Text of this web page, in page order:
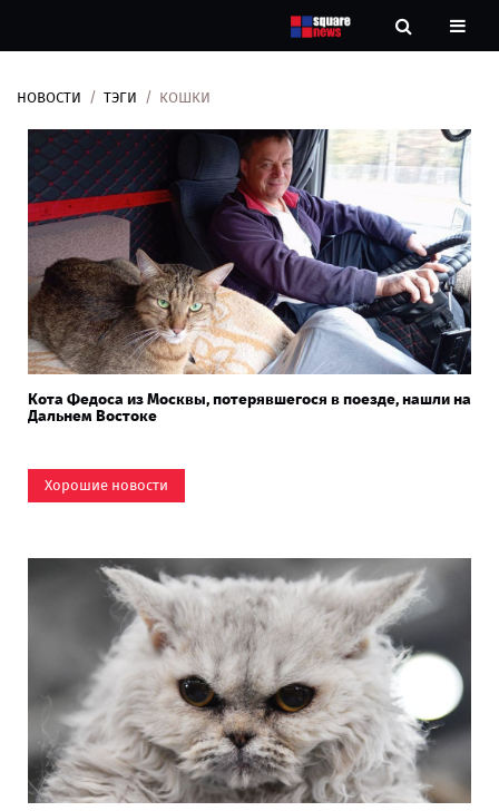
Рубрики
Контакты
О
нас
НОВОСТИ ТЭГИ КОШКИ
Кота Федоса из Москвы, потерявшегося в поезде, нашли на
Дальнем Востоке
Хорошие новости